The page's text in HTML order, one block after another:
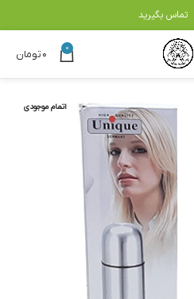
تماس بگیرید
0 ۰تومان
اتمام موجودی